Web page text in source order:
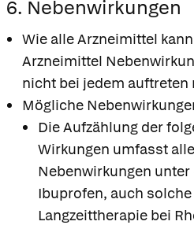
6. Nebenwirkungen
Wie alle Arzneimittel
Arzneimittel
nicht bei jedem auftreten
Mögliche
Die Aufzählung der
Wirkungen umfasst
Nebenwirkungen
Ibuprofen, auch
Langzeittherapie bei